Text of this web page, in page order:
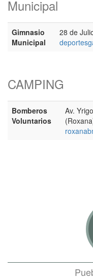
Municipal
Gimnasio
Municipal
28 de
CAMPING
Bomberos
Voluntarios
Av.